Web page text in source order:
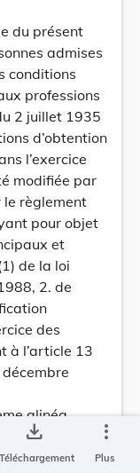
du présent
admises
conditions
professions
2 juillet 1935
d’obtention
l’exercice
modifiée par
règlement
pour objet
et
de la loi
2. de
des
à l’article 13
alinéa
6
save_alt
Téléchargement
more_vert
Plus